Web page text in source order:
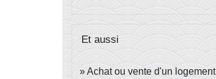
Et aussi
Achat ou vente d'un logement